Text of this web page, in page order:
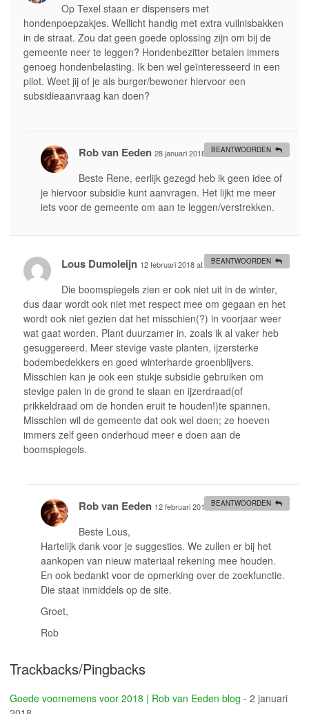
Op Texel staan er dispensers met
hondenpoepzakjes. Wellicht handig met extra vuilnisbakken
in de straat. Zou dat geen goede oplossing zijn om bij de
gemeente neer te leggen? Hondenbezitter betalen immers
genoeg hondenbelasting. Ik ben wel geïnteresseerd in een
pilot. Weet jij of je als burger/bewoner hiervoor een
subsidieaanvraag kan doen?
Rob van Eeden 28 januari 2018 at 10:55 #
Beste Rene, eerlijk gezegd heb ik geen idee of
je hiervoor subsidie kunt aanvragen. Het lijkt me meer
iets voor de gemeente om aan te leggen/verstrekken.
BEANTWOORDEN
Lous Dumoleijn 12 februari 2018 at 14:12 #
Die boomspiegels zien er ook niet uit in de winter,
dus daar wordt ook niet met respect mee om gegaan en het
wordt ook niet gezien dat het misschien(?) in voorjaar weer
wat gaat worden. Plant duurzamer in, zoals ik al vaker heb
gesuggereerd. Meer stevige vaste planten, ijzersterke
bodembedekkers en goed winterharde groenblijvers.
Misschien kan je ook een stukje subsidie gebruiken om
stevige palen in de grond te slaan en ijzerdraad(of
prikkeldraad om de honden eruit te houden!)te spannen.
Misschien wil de gemeente dat ook wel doen; ze hoeven
immers zelf geen onderhoud meer e doen aan de
boomspiegels.
BEANTWOORDEN
Rob van Eeden 12 februari 2018 at 15:50 #
Beste Lous,
Hartelijk dank voor je suggesties. We zullen er bij het
aankopen van nieuw materiaal rekening mee houden.
En ook bedankt voor de opmerking over de zoekfunctie.
Die staat inmiddels op de site.
Groet,
Rob
BEANTWOORDEN
Trackbacks/Pingbacks
Goede voornemens voor 2018 | Rob van Eeden blog - 2 januari